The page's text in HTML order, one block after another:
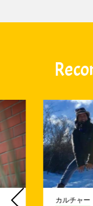
カルチャー